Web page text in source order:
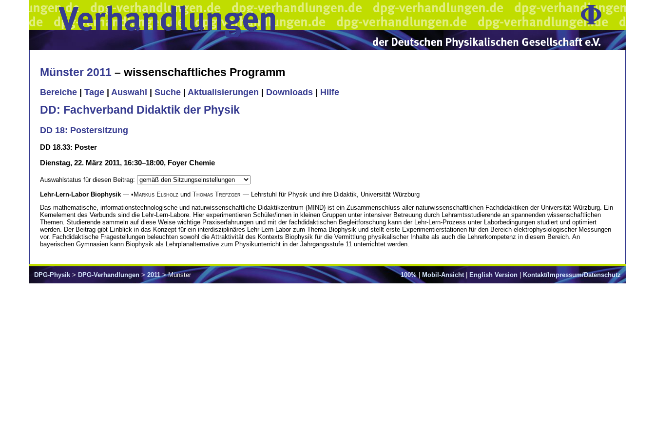
Münster 2011 – wissenschaftliches Programm
Bereiche Tage Auswahl Suche Aktualisierungen Downloads Hilfe
DD: Fachverband Didaktik der Physik
DD 18: Postersitzung
DD 18.33: Poster
Dienstag, 22. März 2011, 16:30–18:00, Foyer Chemie
Auswahlstatus für diesen Beitrag:
Lehr-Lern-Labor Biophysik — •Markus Elsholz und Thomas Trefzger — Lehrstuhl für Physik und ihre Didaktik, Universität Würzburg
Das mathematische, informationstechnologische und naturwissenschaftliche Didaktikzentrum (M!ND) ist ein Zusammenschluss aller naturwissenschaftlichen Fachdidaktiken der Universität Würzburg. Ein
Kernelement des Verbunds sind die Lehr-Lern-Labore. Hier experimentieren Schüler/innen in kleinen Gruppen unter intensiver Betreuung durch Lehramtsstudierende an spannenden wissenschaftlichen
Themen. Studierende sammeln auf diese Weise wichtige Praxiserfahrungen und mit der fachdidaktischen Begleitforschung kann der Lehr-Lern-Prozess unter Laborbedingungen studiert und optimiert
werden. Der Beitrag gibt Einblick in das Konzept für ein interdisziplinäres Lehr-Lern-Labor zum Thema Biophysik und stellt erste Experimentierstationen für den Bereich elektrophysiologischer Messungen
vor. Fachdidaktische Fragestellungen beleuchten sowohl die Attraktivität des Kontexts Biophysik für die Vermittlung physikalischer Inhalte als auch die Lehrerkompetenz in diesem Bereich. An
bayerischen Gymnasien kann Biophysik als Lehrplanalternative zum Physikunterricht in der Jahrgangsstufe 11 unterrichtet werden.
100%| Mobil-Ansicht| English Version Kontakt/Impressum/Datenschutz
DPG-Physik > DPG-Verhandlungen > 2011> Münster